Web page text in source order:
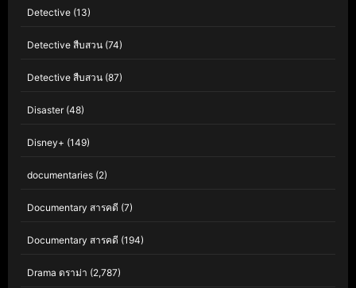
Detective (13)
Detective สืบสวน (74)
Detective สืบสวน (87)
Disaster(48)
Disney+ (149)
documentaries (2)
Documentary สารคดี (7)
Documentary สารคดี (194)
Drama ดราม่า (2,787)